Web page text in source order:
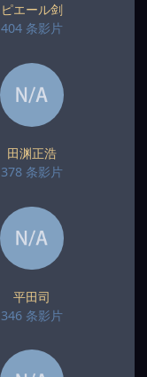
ピエール剑
404 条影片
田渊正浩
378 条影片
平田司
346 条影片